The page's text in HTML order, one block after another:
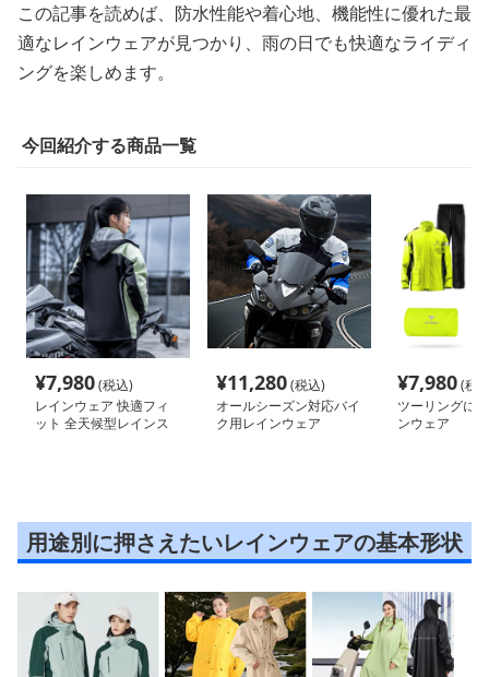
この記事を読めば、防水性能や着心地、機能性に優れた最
適なレインウェアが見つかり、雨の日でも快適なライディ
ングを楽しめます。
今回紹介する商品一覧
¥7,980(税込)
レインウェア 快適フィ
ット 全天候型レインス
¥11,280(税込)
オールシーズン対応バイ
ク用レインウェア
¥7,980(税
ツーリングに
ンウェア
用途別に押さえたいレインウェアの基本形状